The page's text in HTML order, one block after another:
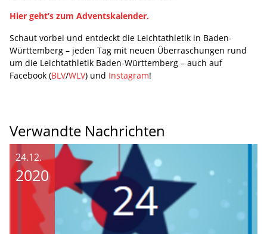
Hier geht’s zum Adventskalender.
Schaut vorbei und entdeckt die Leichtathletik in Baden-
Württemberg – jeden Tag mit neuen Überraschungen rund
um die Leichtathletik Baden-Württemberg – auch auf
Facebook (BLV/WLV) und Instagram!
Verwandte Nachrichten
24.12.
2020